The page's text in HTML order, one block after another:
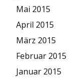
Mai 2015
April 2015
März 2015
Februar 2015
Januar 2015